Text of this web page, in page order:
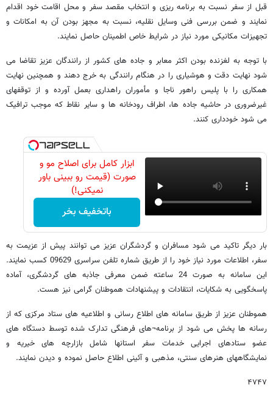
قبل از سفر نسبت به برنامه ریزی و انتخاب مقصد سفر و محل اقامت خود اقدام
نمایند و ضمن بررسی فنی وسایل نقلیه، نسبت به مجهز بودن آن به امکانات و
تجهیزات مکانیکی مورد نیاز در شرایط خاص اطمینان حاصل نمایند.
با توجه به لغزنده بودن اکثر معابر و جاده های کشور از رانندگان عزیز تقاضا می
شود نهایت دقت و هوشیاری را در هنگام رانندگی به خرج دهند و همچنین نهایت
همکاری را با پلیس راهور ناجا و مأموران راهداری بعمل آورده و از توقفهای
غیرضروری در حاشیه جاده ها، اطراف رودخانه ها و سایر نقاط که موجب ترافیک
می شود خودداری کنند.
ابزار کامل برای اصلاح مو و
صورت (قیمت رو ببینی باور
نمیکنی!)
باتخفیف بخر
بار دیگر تاکید می شود مسافران و گردشگران عزیز می توانند پیش از عزیمت به
سفر، اطلاعات مورد نیاز خود را از طریق شماره تلفن سراسری 09629 کسب نمایند.
این سامانه به صورت 24 ساعته ضمن معرفی جاذبه های گردشگری، آماده
پاسخگویی به شکایات، انتقادات و پیشنهادات هموطنان گرامی نیز هست.
هموطنان عزیز از طریق سامانه های اطلاع رسانی و اطلاعیه های ستاد مرکزی که از
رسانه ها پخش می شود از برنامه¬های فرهنگی تدارک شده توسط دستگاه های
عضو ستادهای اجرایی خدمات سفر استانها شامل بازارچه های خیریه و
نمایشگاههای هنرهای سنتی، مذهبی و آئینی اطلاع حاصل نموده و دیدن نمایند.
۴۷۴۷